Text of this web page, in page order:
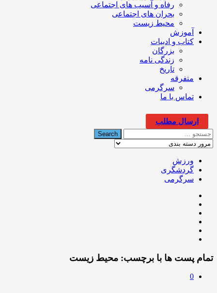
رفاه و آسیب های اجتماعی
بحران های اجتماعی
محیط زیست
آموزش
کتاب و ادبیات
بزرگان
زندگی نامه
تاریخ
متفرقه
سرگرمی
تماس با ما
ارسال مطلب
ورزش
گردشگری
سرگرمی
تمام پست ها با برچسب: محیط زیست
0